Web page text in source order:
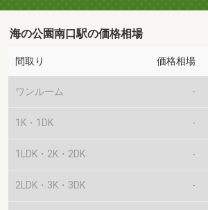
海の公園南口駅の価格相場
間取り 価格相場
ワンルーム -
1K・1DK -
1LDK・2K・2DK -
2LDK・3K・3DK -